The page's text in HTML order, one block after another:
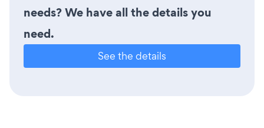
needs? We have all the details you
need.
See the details